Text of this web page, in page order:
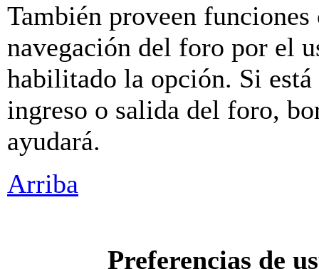
También proveen
navegación del foro por el
habilitado la opción. Si
ingreso o salida del foro,
ayudará.
Arriba
Preferencias de